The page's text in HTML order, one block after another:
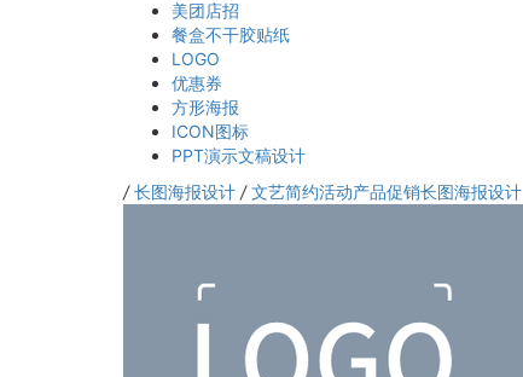
美团店招
餐盒不干胶贴纸
LOGO
优惠券
方形海报
ICON图标
PPT演示文稿设计
/ 长图海报设计 / 文艺简约活动产品促销长图海报设计